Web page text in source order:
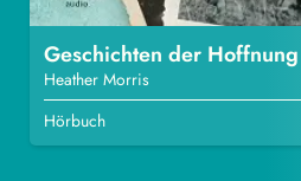
Geschichten der Hoffnung
Heather Morris
Hörbuch